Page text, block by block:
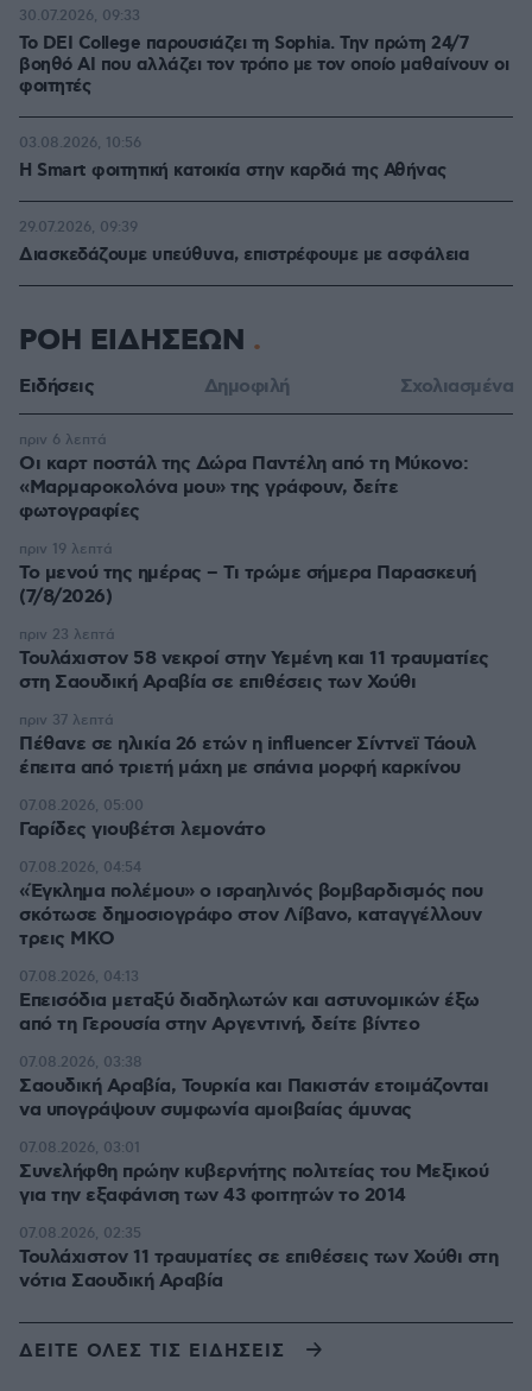
Το DEI College παρουσιάζει τη Sophia. Την πρώτη 24/7
βοηθό AI που αλλάζει τον τρόπο με τον οποίο μαθαίνουν οι
φοιτητές
30.07.2026, 09:33
Η Smart φοιτητική κατοικία στην καρδιά της Αθήνας
03.08.2026, 10:56
Διασκεδάζουμε υπεύθυνα, επιστρέφουμε με ασφάλεια
29.07.2026, 09:39
ΡΟΗ ΕΙΔΗΣΕΩΝ
Ειδήσεις Δημοφιλή Σχολιασμένα
Οι καρτ ποστάλ της Δώρα Παντέλη από τη Μύκονο:
«Μαρμαροκολόνα μου» της γράφουν, δείτε
φωτογραφίες
πριν 6 λεπτά
Το μενού της ημέρας – Τι τρώμε σήμερα Παρασκευή
(7/8/2026)
πριν 19 λεπτά
Τουλάχιστον 58 νεκροί στην Υεμένη και 11 τραυματίες
στη Σαουδική Αραβία σε επιθέσεις των Χούθι
πριν 23 λεπτά
Πέθανε σε ηλικία 26 ετών η influencer Σίντνεϊ Τάουλ
έπειτα από τριετή μάχη με σπάνια μορφή καρκίνου
πριν 37 λεπτά
Γαρίδες γιουβέτσι λεμονάτο
07.08.2026, 05:00
«Έγκλημα πολέμου» ο ισραηλινός βομβαρδισμός που
σκότωσε δημοσιογράφο στον Λίβανο, καταγγέλλουν
τρεις ΜΚΟ
07.08.2026, 04:54
Επεισόδια μεταξύ διαδηλωτών και αστυνομικών έξω
από τη Γερουσία στην Αργεντινή, δείτε βίντεο
07.08.2026, 04:13
Σαουδική Αραβία, Τουρκία και Πακιστάν ετοιμάζονται
να υπογράψουν συμφωνία αμοιβαίας άμυνας
07.08.2026, 03:38
Συνελήφθη πρώην κυβερνήτης πολιτείας του Μεξικού
για την εξαφάνιση των 43 φοιτητών το 2014
07.08.2026, 03:01
Τουλάχιστον 11 τραυματίες σε επιθέσεις των Χούθι στη
νότια Σαουδική Αραβία
07.08.2026, 02:35
ΔΕΙΤΕ ΟΛΕΣ ΤΙΣ ΕΙΔΗΣΕΙΣ